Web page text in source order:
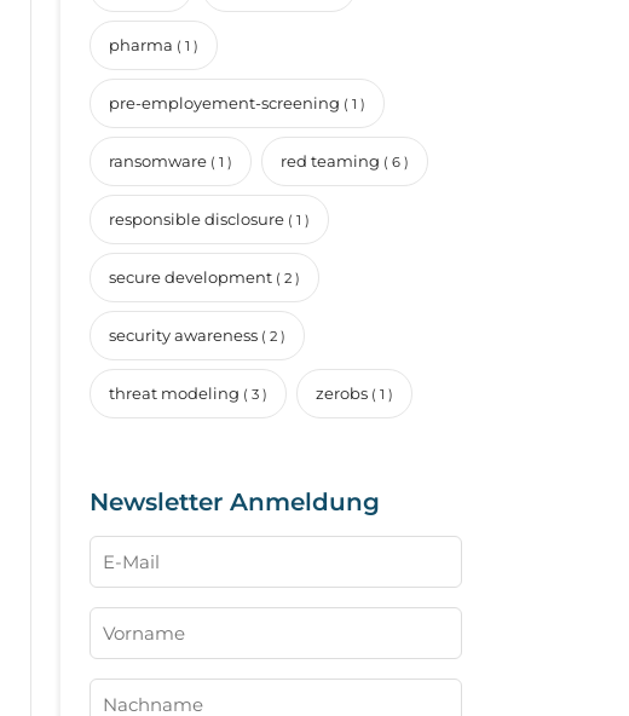
pharma ( 1 )
pre-employement-screening ( 1 )
ransomware ( 1 ) red teaming ( 6 )
responsible disclosure ( 1 )
secure development ( 2 )
security awareness ( 2 )
threat modeling ( 3 ) zerobs ( 1 )
Newsletter Anmeldung